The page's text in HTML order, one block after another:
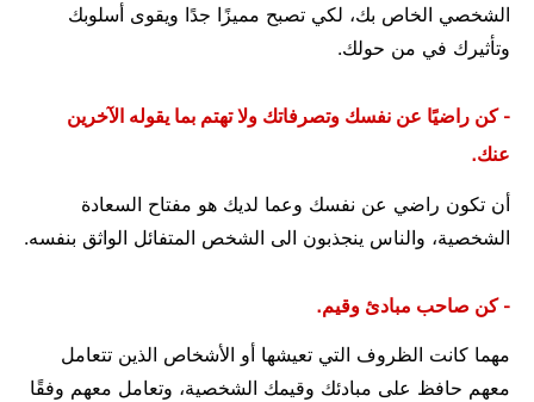
الشخصي الخاص بك، لكي تصبح مميزًا جدًا ويقوى أسلوبك
وتأثيرك في من حولك.
- كن راضيًا عن نفسك وتصرفاتك ولا تهتم بما يقوله الآخرين
عنك.
أن تكون راضي عن نفسك وعما لديك هو مفتاح السعادة
الشخصية، والناس ينجذبون الى الشخص المتفائل الواثق بنفسه.
- كن صاحب مبادئ وقيم.
مهما كانت الظروف التي تعيشها أو الأشخاص الذين تتعامل
معهم حافظ على مبادئك وقيمك الشخصية، وتعامل معهم وفقًا